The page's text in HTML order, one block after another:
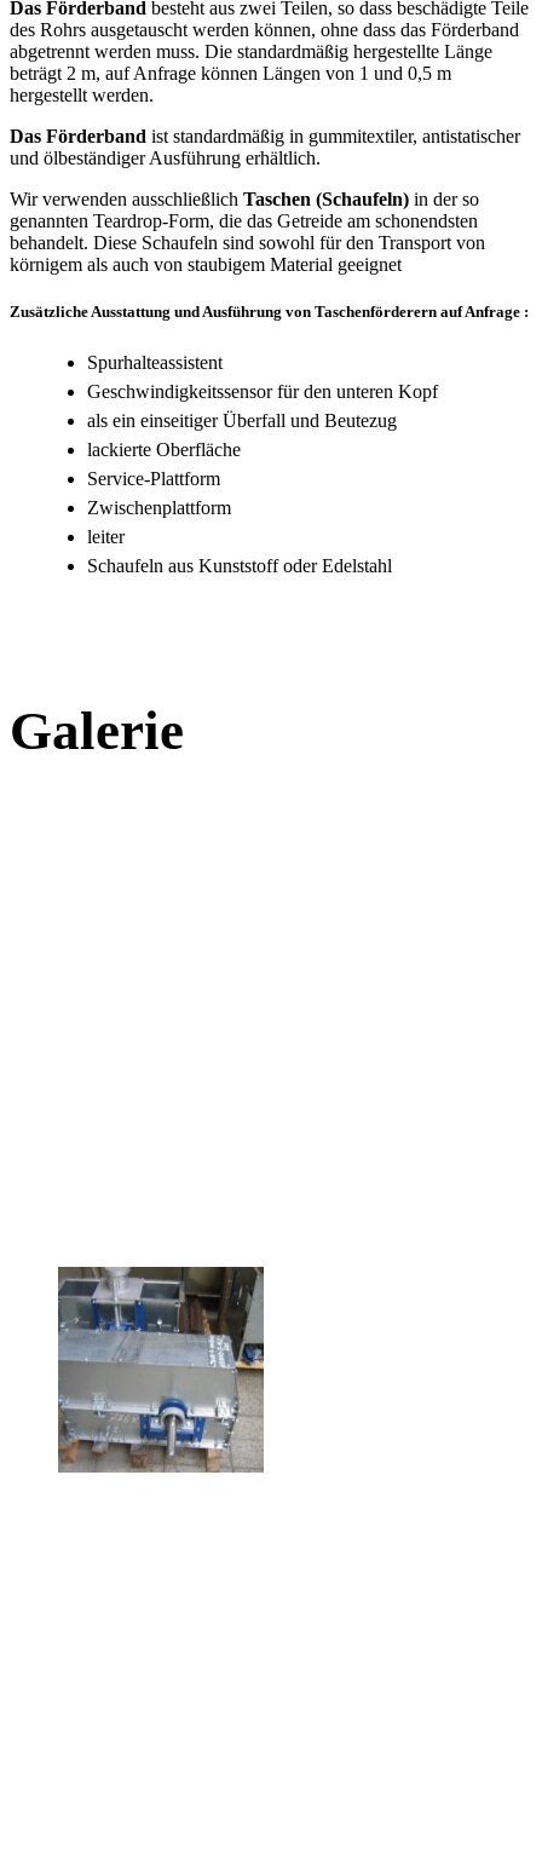
Das Förderband besteht aus zwei Teilen, so dass beschädigte Teile
des Rohrs ausgetauscht werden können, ohne dass das Förderband
abgetrennt werden muss. Die standardmäßig hergestellte Länge
beträgt 2 m, auf Anfrage können Längen von 1 und 0,5 m
hergestellt werden.
Das Förderband ist standardmäßig in gummitextiler, antistatischer
und ölbeständiger Ausführung erhältlich.
Wir verwenden ausschließlich Taschen (Schaufeln) in der so
genannten Teardrop-Form, die das Getreide am schonendsten
behandelt. Diese Schaufeln sind sowohl für den Transport von
körnigem als auch von staubigem Material geeignet
Zusätzliche Ausstattung und Ausführung von Taschenförderern auf Anfrage :
Spurhalteassistent
Geschwindigkeitssensor für den unteren Kopf
als ein einseitiger Überfall und Beutezug
lackierte Oberfläche
Service-Plattform
Zwischenplattform
leiter
Schaufeln aus Kunststoff oder Edelstahl
Galerie